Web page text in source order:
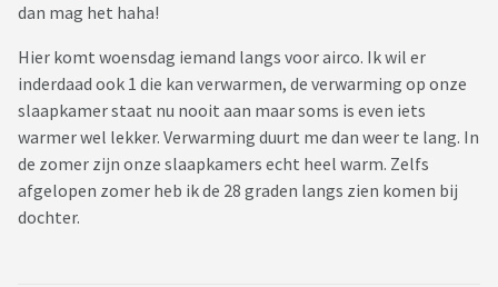
dan mag het haha!
Hier komt woensdag iemand langs voor airco. Ik wil er
inderdaad ook 1 die kan verwarmen, de verwarming op onze
slaapkamer staat nu nooit aan maar soms is even iets
warmer wel lekker. Verwarming duurt me dan weer te lang. In
de zomer zijn onze slaapkamers echt heel warm. Zelfs
afgelopen zomer heb ik de 28 graden langs zien komen bij
dochter.